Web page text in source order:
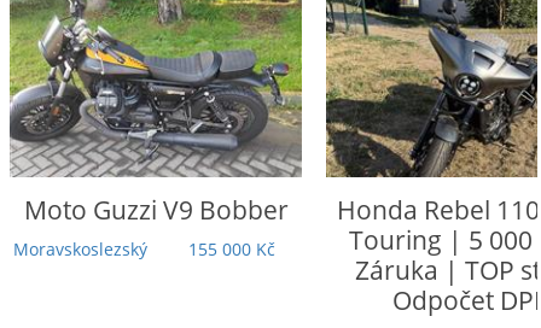
Moto Guzzi V9 Bobber
Moravskoslezský 155 000 Kč
Honda Rebel
Touring | 5
Záruka | TOP
Odpočet